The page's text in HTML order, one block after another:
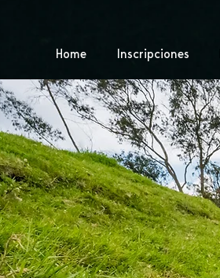
Home Inscripciones